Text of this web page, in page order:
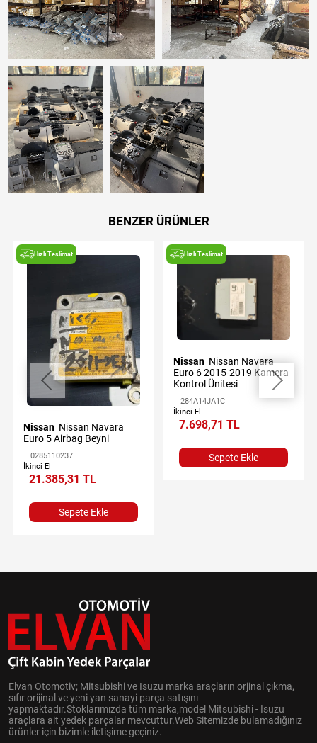
BENZER ÜRÜNLER
Hızlı Teslimat
Nissan
Euro 5 Airbag Beyni
0285110237
İkinci El
21.385,31 TL
Sepete Ekle
Hızlı Teslimat
Nissan
Euro 6 2015-2019 Kamera
Kontrol Ünitesi
284A14JA1C
İkinci El
7.698,71 TL
Sepete Ekle
Elvan Otomotiv; Mitsubishi ve Isuzu marka araçların orjinal çıkma,
sıfır orijinal ve yeni yan sanayi parça satışını
yapmaktadır.Stoklarımızda tüm marka,model Mitsubishi - Isuzu
araçlara ait yedek parçalar mevcuttur.Web Sitemizde bulamadığınız
ürünler için bizimle iletişime geçiniz.